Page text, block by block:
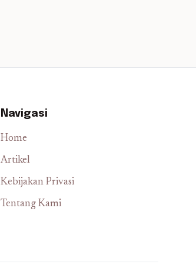
Navigasi
Home
Artikel
Kebijakan Privasi
Tentang Kami